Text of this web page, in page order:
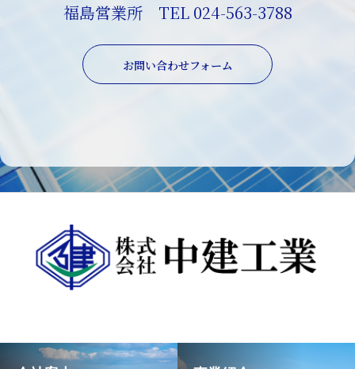
福島営業所 TEL 024-563-3788
お問い合わせフォーム